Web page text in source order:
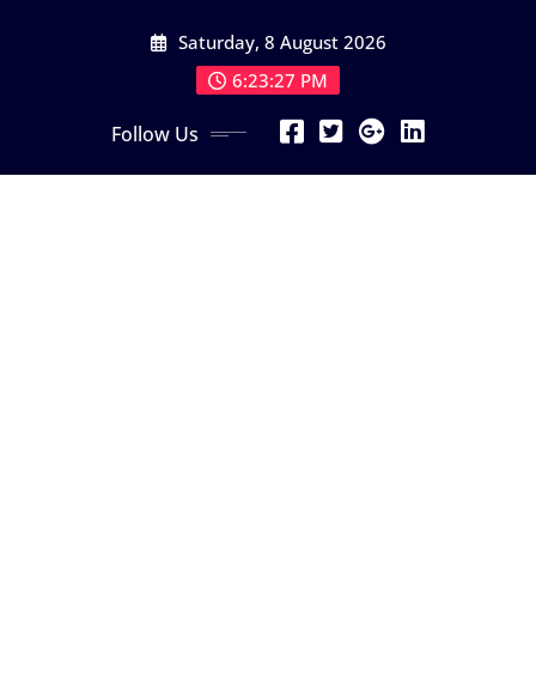
Saturday, 8 August 2026
6:23:29 PM
Follow Us